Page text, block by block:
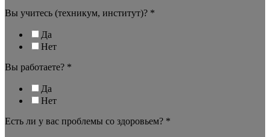
Вы учитесь (техникум, институт)? *
Да
Нет
Вы работаете? *
Да
Нет
Есть ли у вас проблемы со здоровьем? *